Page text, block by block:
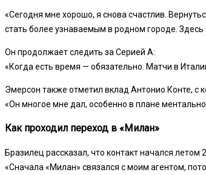
«Сегодня мне хорошо, я снова счастлив.
стать более узнаваемым в родном городе.
Он продолжает следить за Серией А:
«Когда есть время — обязательно. Матчи в
Эмерсон также отметил вклад Антонио Конте, с
«Он многое мне дал, особенно в плане
Как проходил переход в «Милан»
Бразилец рассказал, что контакт начался летом
«Сначала «Милан» связался с моим агентом,